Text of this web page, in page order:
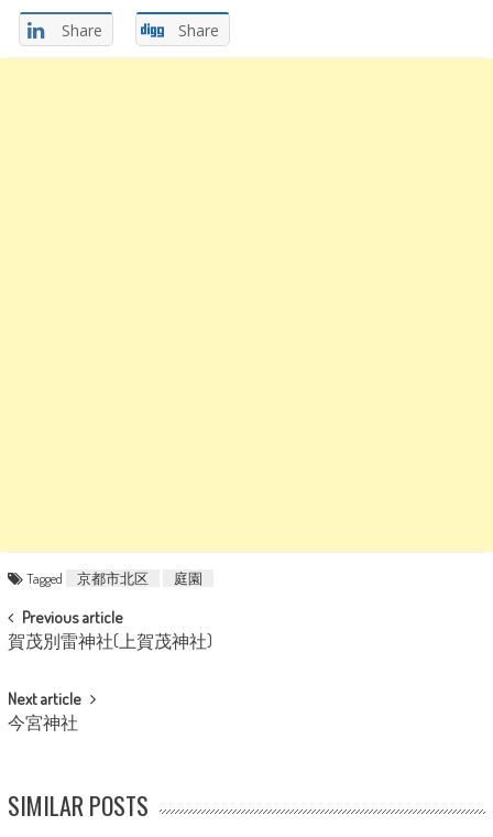
Share Share
Tagged 京都市北区 庭園
POST NAVIGATION
Previous article
賀茂別雷神社(上賀茂神社)
Next article
今宮神社
SIMILAR POSTS